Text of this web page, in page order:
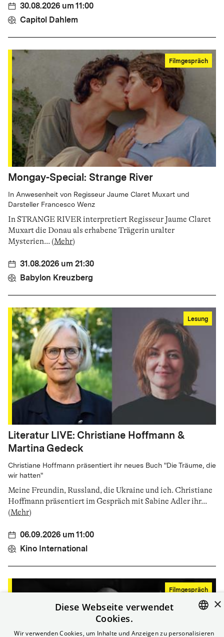
30.08.2026 um 11:00
Capitol Dahlem
Filmgespräch
Mongay-Special: Strange River
In Anwesenheit von Regisseur Jaume Claret Muxart und
Darsteller Francesco Wenz
In STRANGE RIVER inter­pretiert Regisseur Jaume Claret
Muxart die Donau als erhabene Trägerin uralter
Mysterien... (Mehr)
31.08.2026 um 21:30
Babylon Kreuzberg
Lesung
Literatur LIVE: Christiane Hoffmann &
Martina Gedeck
Christiane Hoffmann präsentiert ihr neues Buch "Die Träume, die
wir hatten"
Meine Freundin, Russland, die Ukraine und ich. Christiane
Hoffmann präsentiert im Gespräch mit Sabine Adler ihr...
(Mehr)
06.09.2026 um 11:00
Kino International
Filmgespräch
ENGLISH
×
Diese Webseite verwendet
Cookies.
Wir verwenden Cookies, um Inhalte und Anzeigen zu personalisieren